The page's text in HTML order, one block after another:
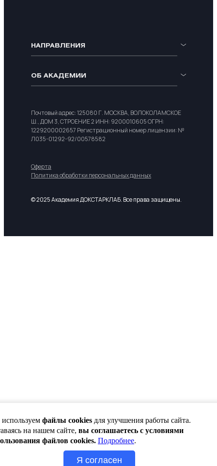
НАПРАВЛЕНИЯ
ОБ АКАДЕМИИ
Почтовый адрес: 125080 Г. МОСКВА, ВОЛОКОЛАМСКОЕ
Ш., ДОМ 3, СТРОЕНИЕ 2 ИНН: 9200010605ОГРН:
1229200002657 Регистрационный номер лицензии: №
Л035-01292-92/00578582
Оферта
Политика обработки персональных данных
© 2025 Академия ДОКСТАРКЛАБ. Все права защищены.
файлы cookies для улучшения работы сайта.
на нашем сайте, вы соглашаетесь с условиями
файлов cookies. Подробнее.
Я согласен